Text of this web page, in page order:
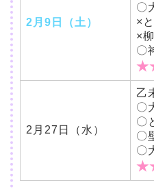
2月9日（土）
〇
×
×
〇
2月27日（水）
乙
〇
〇
〇
〇